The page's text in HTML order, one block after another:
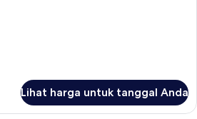
Lihat harga untuk tanggal Anda